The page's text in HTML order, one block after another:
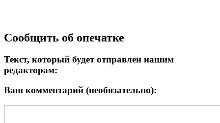
Прокрутка
вверх
Сообщить об опечатке
Текст, который будет отправлен нашим
редакторам:
Ваш комментарий (необязательно):